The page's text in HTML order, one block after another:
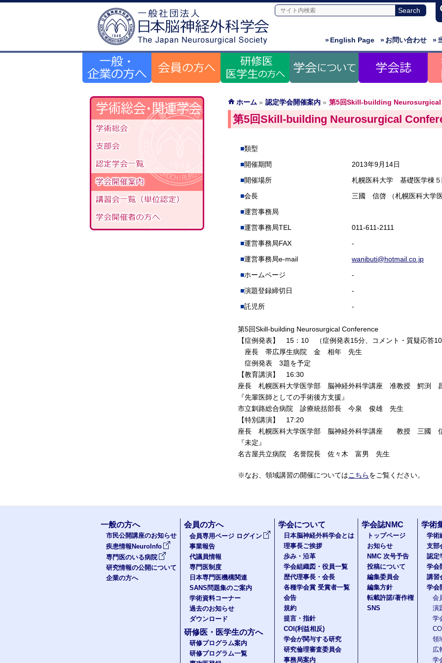
»
»お問い合わせ
»English Page
ホーム » 認定学会開催案内 » 第5回Skill-building
第5回Skill-building Neurosurgical
類型
開催期間
2013年9月14日
開催場所
札幌医科大学 基礎医学棟
会長
三國 信啓 （札幌医科大学
運営事務局
運営事務局TEL
011-611-2111
運営事務局FAX
-
運営事務局e-mail
wanibuti@hotmail.co.jp
ホームページ
-
演題登録締切日
-
託児所
-
第5回Skill-building Neurosurgical Conference
【症例発表】 15：10 （症例発表15分、コメント・質疑応答10
座長 帯広厚生病院 金 相年 先生
症例発表 3題を予定
【教育講演】 16:30
座長 札幌医科大学医学部 脳神経外科学講座 准教授 鰐渕
『先輩医師としての手術後方支援』
市立釧路総合病院 診療統括部長 今泉 俊雄 先生
【特別講演】 17:20
座長 札幌医科大学医学部 脳神経外科学講座 教授 三國
『未定』
名古屋共立病院 名誉院長 佐々木 富男 先生
※なお、領域講習の開催についてはこちらをご覧ください。
一般の方へ
市民公開講座のお知らせ
疾患情報NeuroInfo
専門医のいる病院
研究情報の公開について
企業の方へ
会員の方へ
会員専用ページ ログイン
事業報告
代議員情報
専門医制度
日本専門医機構関連
SANS問題集のご案内
学術資料コーナー
過去のお知らせ
ダウンロード
研修医・医学生の方へ
研修プログラム案内
研修プログラム一覧
学会について
日本脳神経外科学会とは
理事長ご挨拶
歩み・沿革
学会組織図・役員一覧
歴代理事長・会長
各種学会賞 受賞者一覧
会告
規約
提言・指針
COI(利益相反)
学会が関与する研究
研究倫理審査委員会
事務局案内
学会誌NMC
トップページ
お知らせ
NMC 次号予告
投稿について
編集委員会
編集方針
転載許諾/著作権
SNS
学術
学術
支部
認定
学会
講習
学会
会
演
学
領
広
学